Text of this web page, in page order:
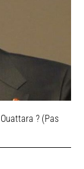
Ouattara ? (Pas